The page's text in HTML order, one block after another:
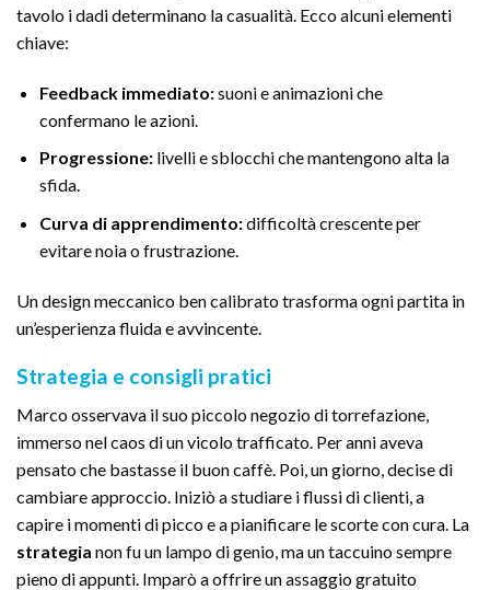
tavolo i dadi determinano la casualità. Ecco alcuni elementi
chiave:
Feedback immediato:suoni e animazioni che
confermano le azioni.
Progressione:livelli e sblocchi che mantengono alta la
sfida.
Curva di apprendimento:difficoltà crescente per
evitare noia o frustrazione.
Un design meccanico ben calibrato trasforma ogni partita in
un’esperienza fluida e avvincente.
Strategia e consigli pratici
Marco osservava il suo piccolo negozio di torrefazione,
immerso nel caos di un vicolo trafficato. Per anni aveva
pensato che bastasse il buon caffè. Poi, un giorno, decise di
cambiare approccio. Iniziò a studiare i flussi di clienti, a
capire i momenti di picco e a pianificare le scorte con cura. La
strategia non fu un lampo di genio, ma un taccuino sempre
pieno di appunti. Imparò a offrire un assaggio gratuito